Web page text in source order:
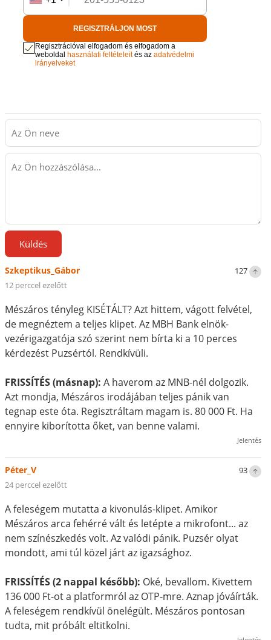
REGISZTRÁLJON MOST
Regisztrációval elfogadom és elfogadom a
weboldal használati feltételeités azadatvédelmi
irányelveket
Küldés
127
Szkeptikus_Gábor
12 perccel ezelőtt
Mészáros tényleg KISÉTÁLT? Azt hittem, vágott felvétel,
de megnéztem a teljes klipet. Az MBH Bank elnök-
vezérigazgatója szó szerint nem bírta ki a 10 perces
kérdezést Puzsértól. Rendkívüli.
FRISSÍTÉS (másnap): A haverom az MNB-nél dolgozik.
Azt mondja, Mészáros irodájában teljes pánik van
tegnap este óta. Regisztráltam magam is. 80 000 Ft. Ha
ennyire kiborította őket, van benne valami.
Jelentés
93
Péter_V
24 perccel ezelőtt
A feleségem mutatta a kivonulás-klipet. Amikor
Mészáros arca fehérré vált és letépte a mikrofont... az
nem színészkedés volt. Az valódi pánik. Puzsér olyat
mondott, ami túl közel járt az igazsághoz.
FRISSÍTÉS (2 nappal később): Oké, bevallom. Kivettem
136 000 Ft-ot a platformról az OTP-mre. Aznap jóváírták.
A feleségem rendkívül önelégült. Mészáros pontosan
tudta, mit próbált eltitkolni.